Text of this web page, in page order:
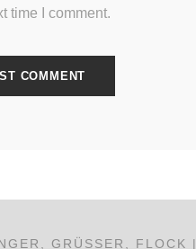
time I comment.
GRÜSSER, FLOCK |